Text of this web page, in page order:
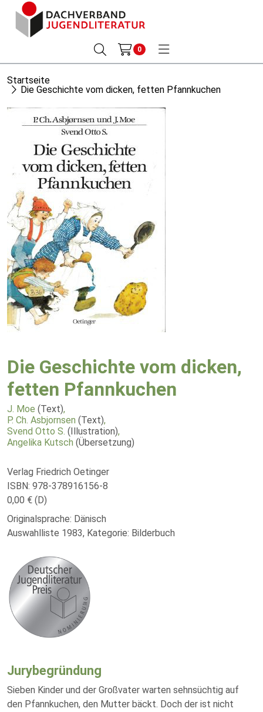
0
Startseite
Die Geschichte vom dicken, fetten Pfannkuchen
Die Geschichte vom dicken,
fetten Pfannkuchen
J. Moe (Text),
P. Ch. Asbjornsen (Text),
Svend Otto S. (Illustration),
Angelika Kutsch (Übersetzung)
Verlag Friedrich Oetinger
ISBN: 978-378916156-8
0,00 € (D)
Originalsprache: Dänisch
Auswahlliste 1983, Kategorie: Bilderbuch
Jurybegründung
Sieben Kinder und der Großvater warten sehnsüchtig auf
den Pfannkuchen, den Mutter bäckt. Doch der ist nicht